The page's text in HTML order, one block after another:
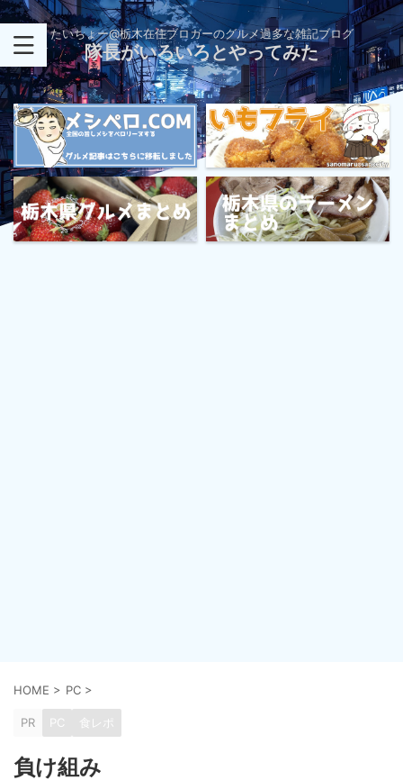
たいちょー@栃木在住ブロガーのグルメ過多な雑記ブログ
隊長がいろいろとやってみた
HOME > PC >
PR PC 食レポ
負け組み